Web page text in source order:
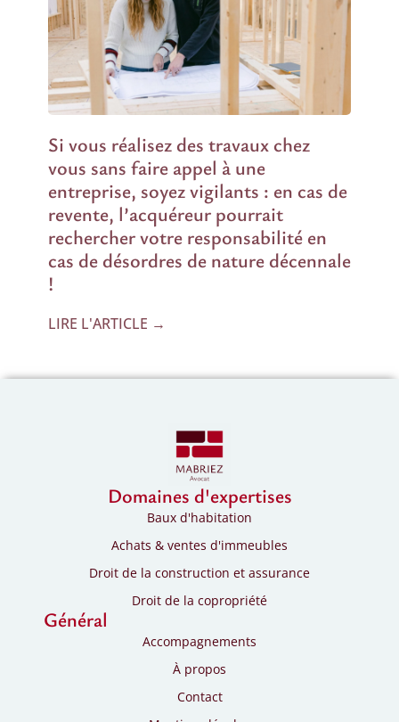
Si vous réalisez des travaux chez
vous sans faire appel à une
entreprise, soyez vigilants : en cas de
revente, l’acquéreur pourrait
rechercher votre responsabilité en
cas de désordres de nature décennale
!
LIRE L'ARTICLE →
Domaines d'expertises
Baux d'habitation
Achats & ventes d'immeubles
Droit de la construction et assurance
Droit de la copropriété
Général
Accompagnements
À propos
Contact